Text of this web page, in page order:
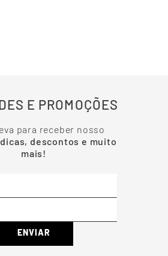
E PROMOÇÕES
para receber nosso
dicas, descontos e muito
mais!
ENVIAR